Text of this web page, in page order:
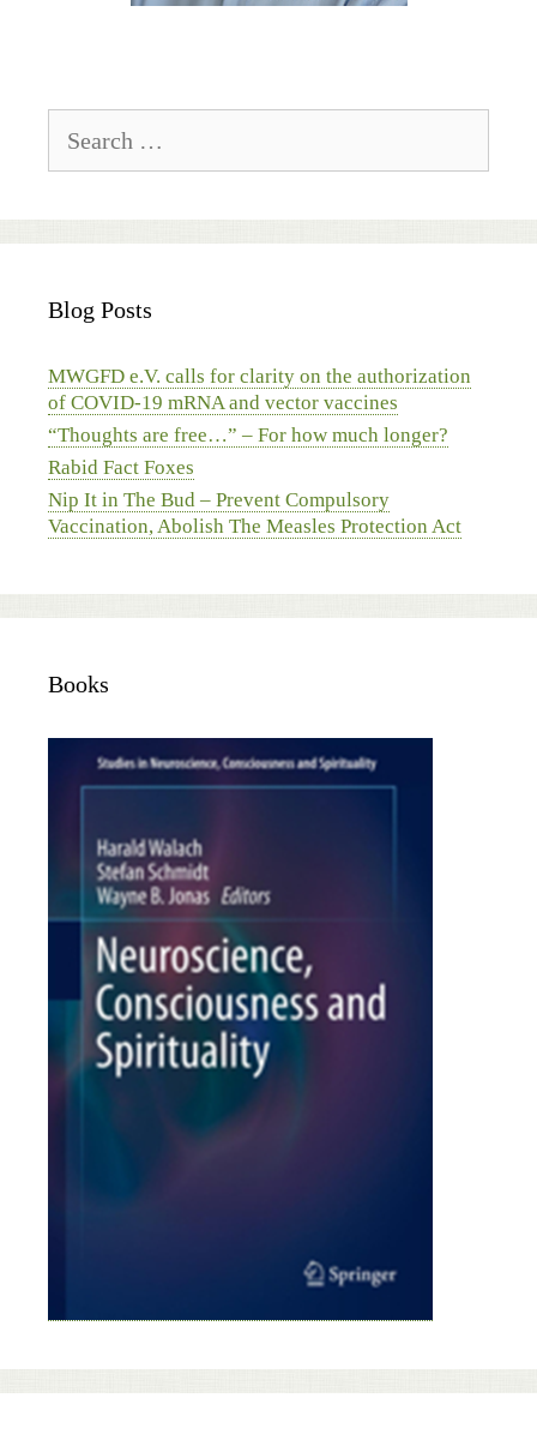
for:
Blog Posts
MWGFD e.V. calls for clarity on the authorization
of COVID-19 mRNA and vector vaccines
“Thoughts are free…” – For how much longer?
Rabid Fact Foxes
Nip It in The Bud – Prevent Compulsory
Vaccination, Abolish The Measles Protection Act
Books